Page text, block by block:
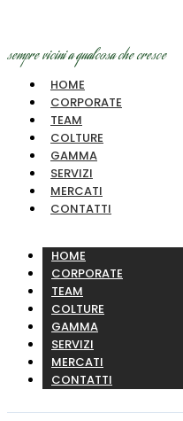
sempre vicini a qualcosa che cresce
HOME
CORPORATE
TEAM
COLTURE
GAMMA
SERVIZI
MERCATI
CONTATTI
HOME
CORPORATE
TEAM
COLTURE
GAMMA
SERVIZI
MERCATI
CONTATTI